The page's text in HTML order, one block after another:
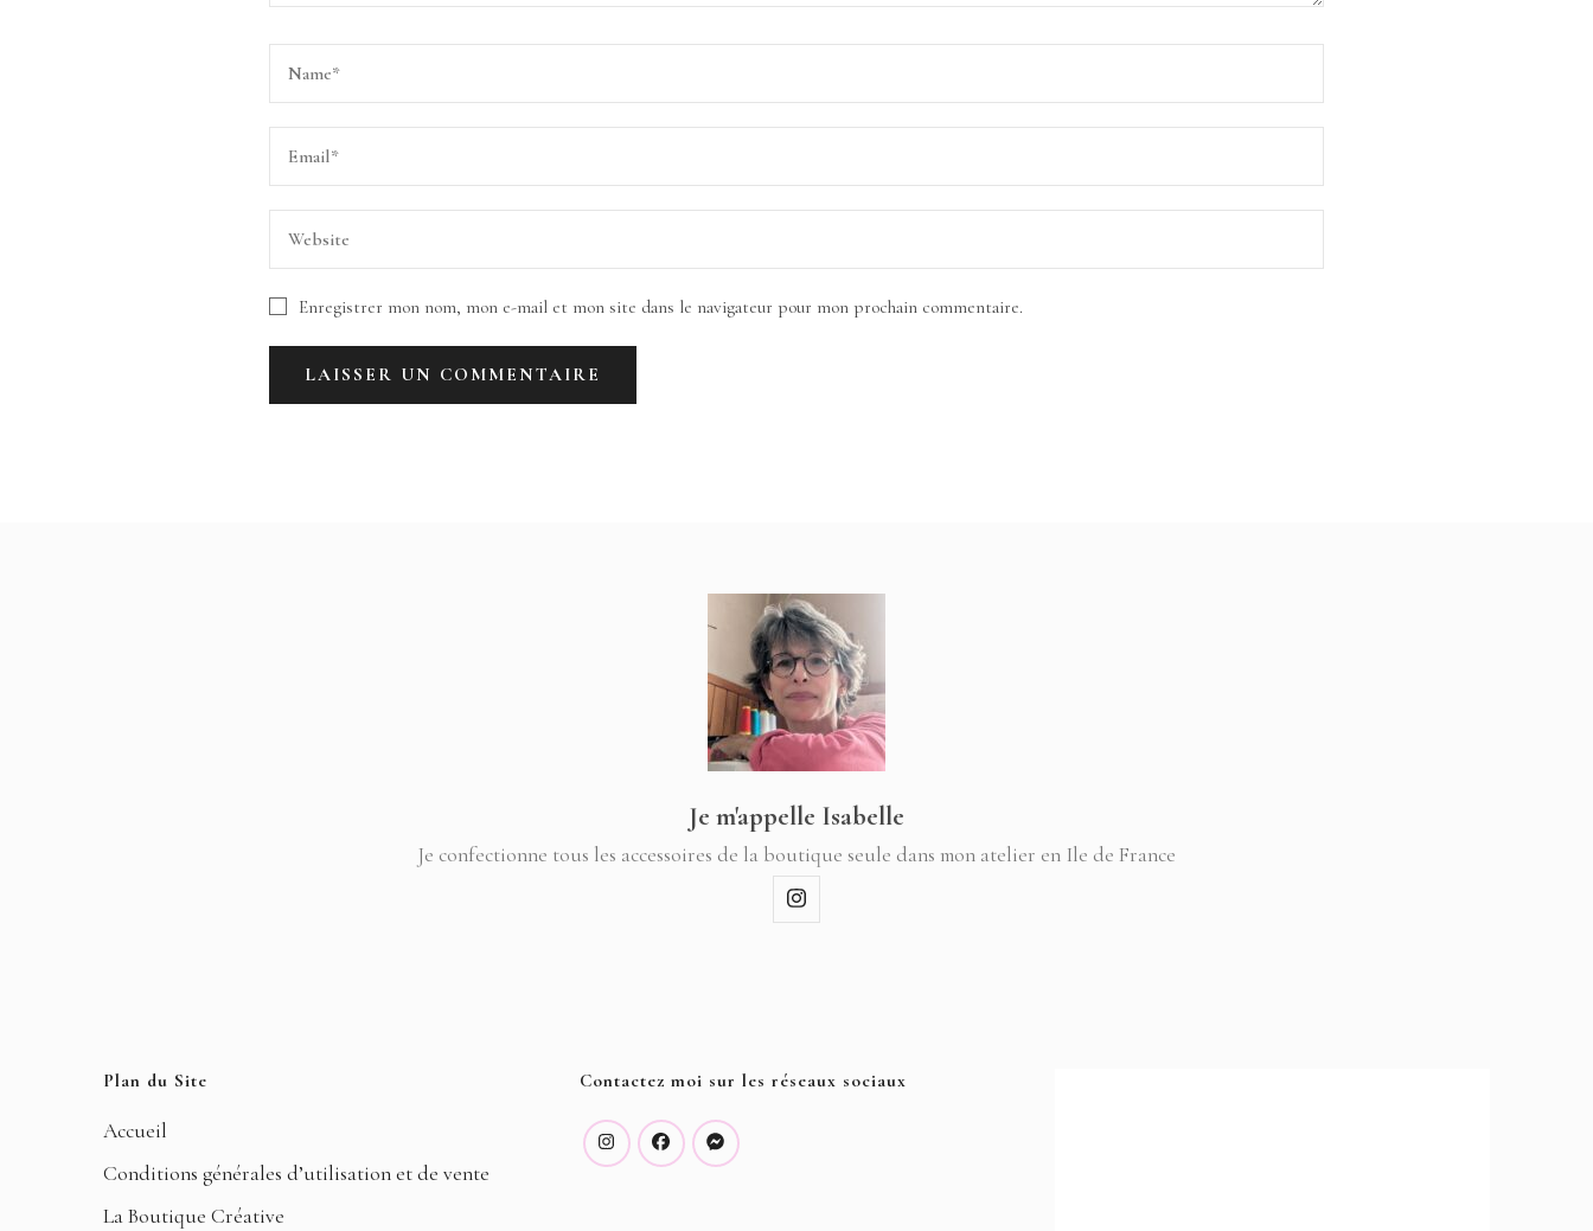
Enregistrer mon nom, mon e-mail et mon site dans le navigateur pour mon prochain commentaire.
Je m'appelle Isabelle
Je confectionne tous les accessoires de la boutique seule dans mon atelier en Ile de France
Plan du Site
Accueil
Conditions générales d’utilisation et de vente
La Boutique Créative
Contactez moi sur les réseaux sociaux